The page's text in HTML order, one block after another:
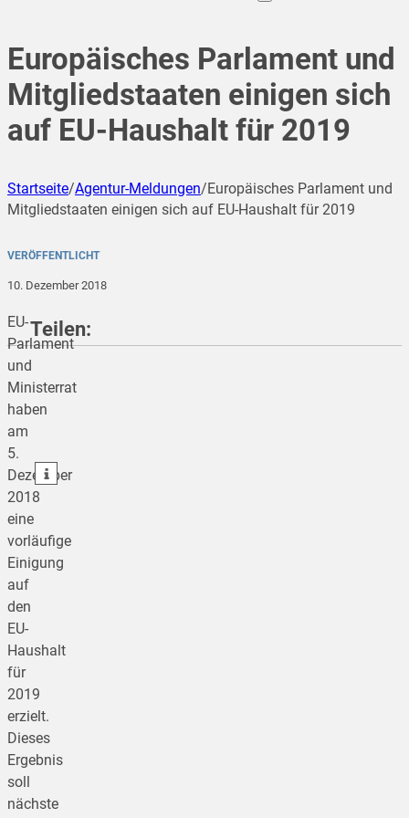
Europäisches Parlament und
Mitgliedstaaten einigen sich
auf EU-Haushalt für 2019
Startseite/Agentur-Meldungen/Europäisches Parlament und
Mitgliedstaaten einigen sich auf EU-Haushalt für 2019
VERÖFFENTLICHT
10. Dezember 2018
EU-
Parlament
und
Ministerrat
haben
am
5.
Dezember
2018
eine
vorläufige
Einigung
auf
den
EU-
Haushalt
für
2019
erzielt.
Dieses
Ergebnis
soll
nächste
Teilen:
teilen
teilen